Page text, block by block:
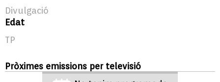
Divulgació
Edat
TP
Pròximes emissions per televisió